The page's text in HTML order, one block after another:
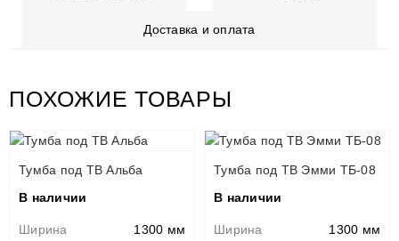
Доставка и оплата
ПОХОЖИЕ ТОВАРЫ
Тумба под ТВ Альба
В наличии
Ширина
1300 мм
Тумба под ТВ Эмми ТБ-08
В наличии
Ширина
1300 мм